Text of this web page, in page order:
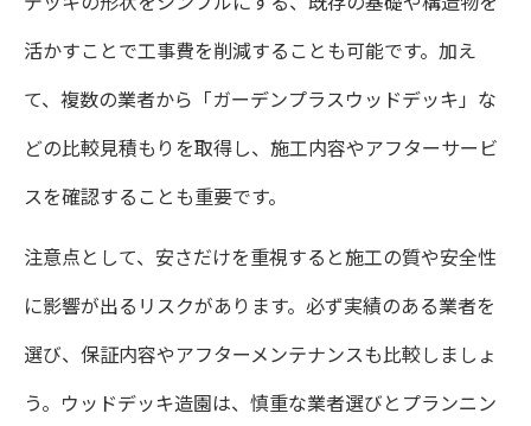
活かすことで工事費を削減することも可能です。加え
て、複数の業者から「ガーデンプラスウッドデッキ」な
どの比較見積もりを取得し、施工内容やアフターサービ
スを確認することも重要です。
注意点として、安さだけを重視すると施工の質や安全性
に影響が出るリスクがあります。必ず実績のある業者を
選び、保証内容やアフターメンテナンスも比較しましょ
う。ウッドデッキ造園は、慎重な業者選びとプランニン